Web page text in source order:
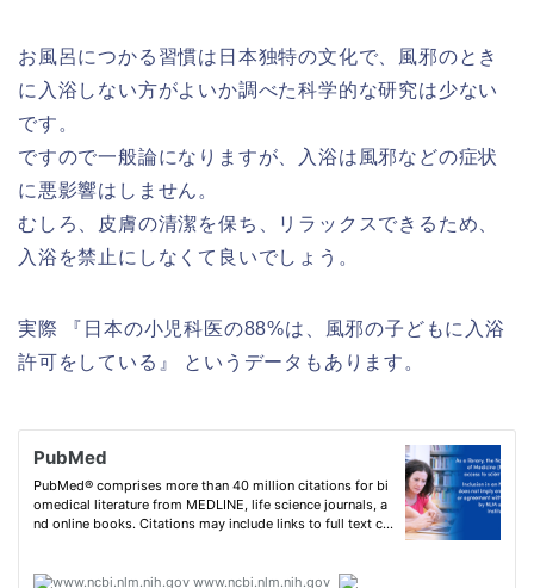
お風呂につかる習慣は日本独特の文化で、風邪のとき
に入浴しない方がよいか調べた科学的な研究は少ない
です。
ですので一般論になりますが、入浴は風邪などの症状
に悪影響はしません。
むしろ、皮膚の清潔を保ち、リラックスできるため、
入浴を禁止にしなくて良いでしょう。
実際 『日本の小児科医の88%は、風邪の子どもに入浴
許可をしている』 というデータもあります。